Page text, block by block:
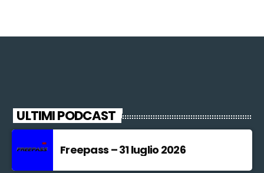
ULTIMI PODCAST
Freepass – 31 luglio 2026